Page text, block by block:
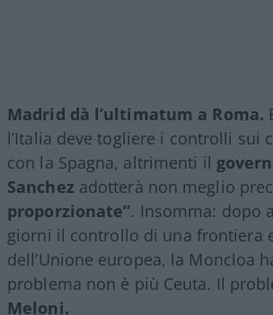
Madrid dà l’ultimatum a Roma.
l’Italia deve togliere i controlli sui
con la Spagna, altrimenti il
Sanchez adotterà non meglio
proporzionate”. Insomma: dopo
giorni il controllo di una frontiera
dell’Unione europea, la Moncloa
problema non è più Ceuta. Il
Meloni.